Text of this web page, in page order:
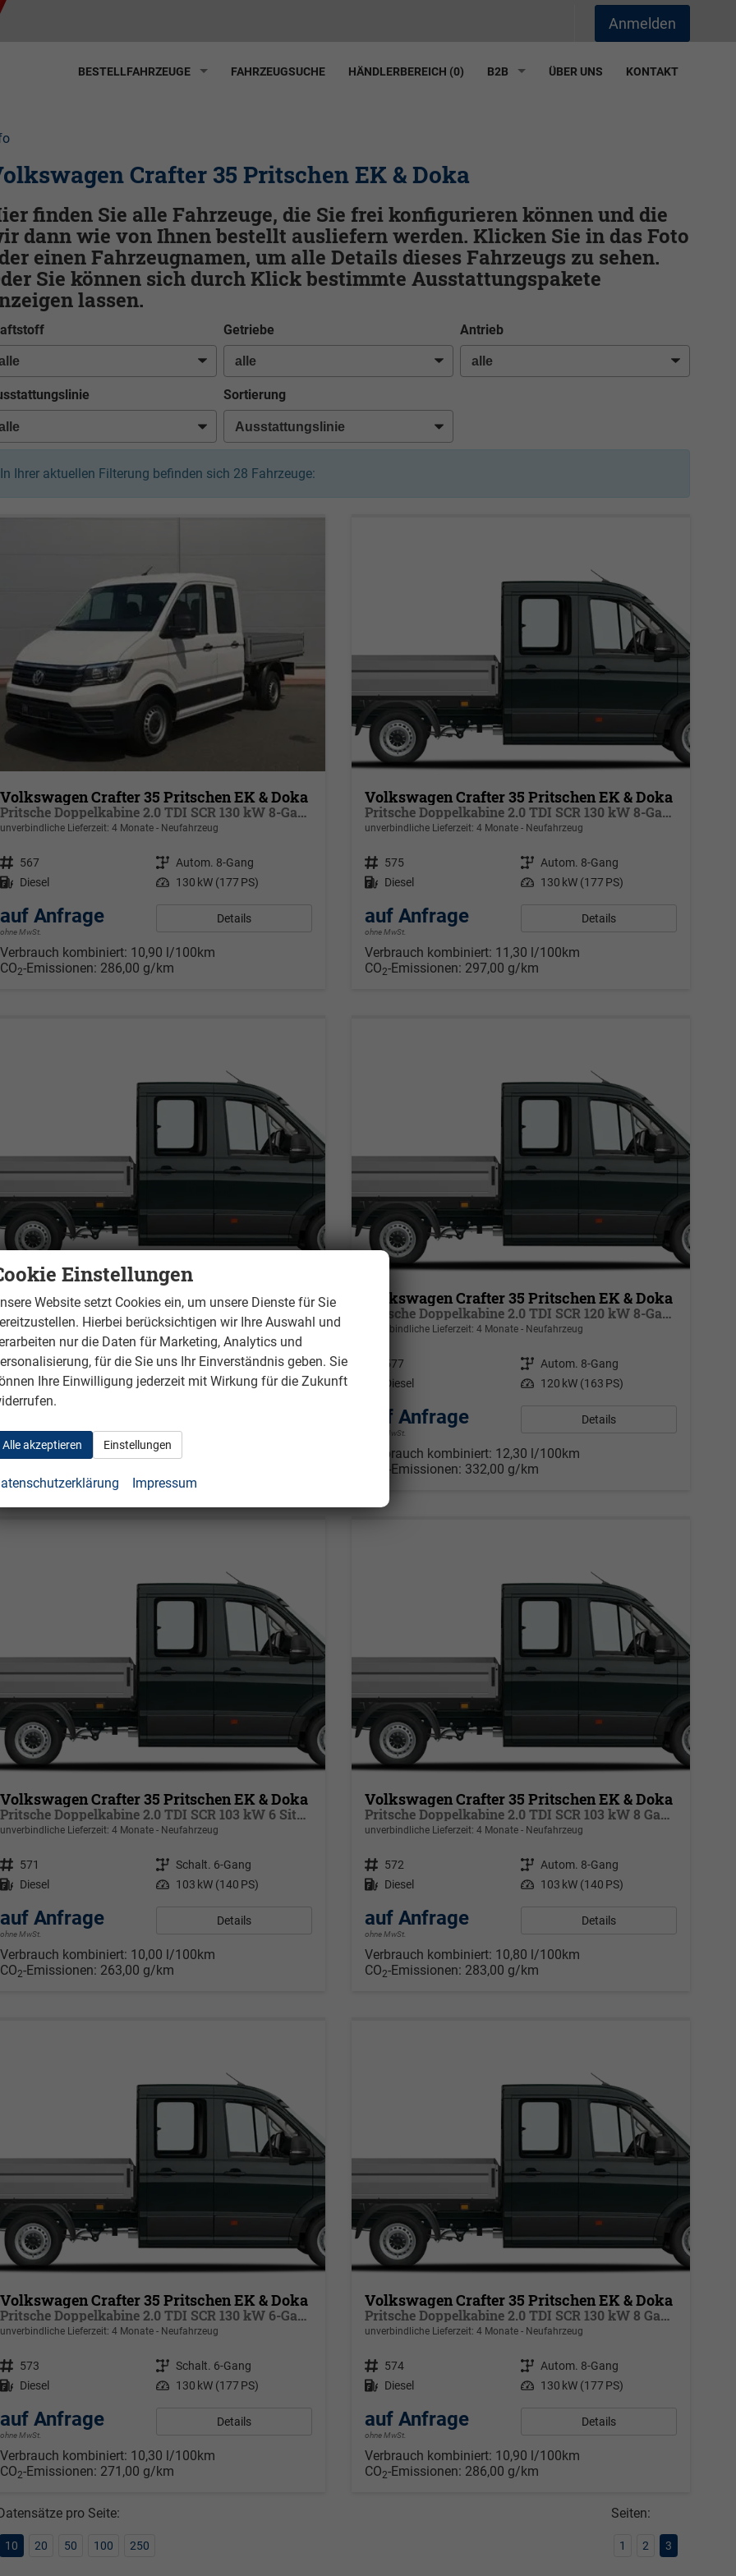
Anmelden
BESTELLFAHRZEUGE FAHRZEUGSUCHE HÄNDLERBEREICH (0) B2B ÜBER UNS KONTAKT
Crafter 35 Pritschen EK & Doka
finden Sie alle Fahrzeuge, die Sie frei konfigurieren können und die
dann wie von Ihnen bestellt ausliefern werden. Klicken Sie in das Foto
einen Fahrzeugnamen, um alle Details dieses Fahrzeugs zu sehen.
Sie können sich durch Klick bestimmte Ausstattungspakete
lassen.
Getriebe Antrieb
Sortierung
In Ihrer aktuellen Filterung befinden sich 28 Fahrzeuge:
Volkswagen Crafter 35 Pritschen EK & Doka
Pritsche Doppelkabine 2.0 TDI SCR 130 kW 8-Gang Automatik, Klima, 6 Sitze
unverbindliche Lieferzeit: 4 Monate Neufahrzeug
Fahrzeugnr. 567 Getriebe Autom. 8-Gang
Kraftstoff Diesel Leistung 130 kW (177 PS)
auf Anfrage
ohne MwSt.
Details
Verbrauch kombiniert: 10,90 l/100km
CO2-Emissionen: 286,00 g/km
Volkswagen Crafter 35 Pritschen EK & Doka
Pritsche Doppelkabine 2.0 TDI SCR 130 kW 8-Gang Automatik, 4 Motion, Klima, 6 Sitze,
unverbindliche Lieferzeit: 4 Monate Neufahrzeug
Fahrzeugnr. 575 Getriebe Autom. 8-Gang
Kraftstoff Diesel Leistung 130 kW (177 PS)
auf Anfrage
ohne MwSt.
Details
Verbrauch kombiniert: 11,30 l/100km
CO2-Emissionen: 297,00 g/km
Volkswagen Crafter 35 Pritschen EK & Doka
Pritsche Doppelkabine 2.0 TDI SCR 120 kW 6-Gang, Heckantrieb, Klima, 6 Sitze
unverbindliche Lieferzeit:4 Monate Neufahrzeug
Fahrzeugnr. 576 Getriebe Schalt. 6-Gang
Kraftstoff Diesel Leistung 120 kW (163 PS)
ohne MwSt.
Verbrauch kombiniert:11,90 l/100km
Volkswagen Crafter 35 Pritschen EK & Doka
Pritsche Doppelkabine 2.0 TDI SCR 120 kW 8-Gang Automatik, Heckantrieb, 6 Sitze, Klima
unverbindliche Lieferzeit: 4 Monate Neufahrzeug
577 Getriebe Autom. 8-Gang
Diesel Leistung 120 kW (163 PS)
auf Anfrage
ohne MwSt.
Details
Verbrauch kombiniert: 12,30 l/100km
-Emissionen: 332,00 g/km
Volkswagen Crafter 35 Pritschen EK & Doka
Pritsche Doppelkabine 2.0 TDI SCR 103 kW 6 Sitze, Klima, LR
unverbindliche Lieferzeit: 4 Monate Neufahrzeug
Fahrzeugnr. 571 Getriebe Schalt. 6-Gang
Kraftstoff Diesel Leistung 103 kW (140 PS)
auf Anfrage
ohne MwSt.
Details
Verbrauch kombiniert: 10,00 l/100km
CO2-Emissionen: 263,00 g/km
Volkswagen Crafter 35 Pritschen EK & Doka
Pritsche Doppelkabine 2.0 TDI SCR 103 kW 8 Gang Automatik, 6 Sitze, Klima
unverbindliche Lieferzeit: 4 Monate Neufahrzeug
Fahrzeugnr. 572 Getriebe Autom. 8-Gang
Kraftstoff Diesel Leistung 103 kW (140 PS)
auf Anfrage
ohne MwSt.
Details
Verbrauch kombiniert: 10,80 l/100km
CO2-Emissionen: 283,00 g/km
Volkswagen Crafter 35 Pritschen EK & Doka
Pritsche Doppelkabine 2.0 TDI SCR 130 kW 6-Gang, Klima 6 Sitze
unverbindliche Lieferzeit: 4 Monate Neufahrzeug
Fahrzeugnr. 573 Getriebe Schalt. 6-Gang
Kraftstoff Diesel Leistung 130 kW (177 PS)
auf Anfrage
ohne MwSt.
Details
Verbrauch kombiniert: 10,30 l/100km
CO2-Emissionen: 271,00 g/km
Volkswagen Crafter 35 Pritschen EK & Doka
Pritsche Doppelkabine 2.0 TDI SCR 130 kW 8 Gang Automatik, 6 Sitze, Klima
unverbindliche Lieferzeit: 4 Monate Neufahrzeug
Fahrzeugnr. 574 Getriebe Autom. 8-Gang
Kraftstoff Diesel Leistung 130 kW (177 PS)
auf Anfrage
ohne MwSt.
Details
Verbrauch kombiniert: 10,90 l/100km
CO2-Emissionen: 286,00 g/km
pro Seite:
10 20 50 100 250
Seiten:
1 2 3
Einstellungen
Website setzt Cookies ein, um unsere Dienste für Sie
Hierbei berücksichtigen wir Ihre Auswahl und
nur die Daten für Marketing, Analytics und
für die Sie uns Ihr Einverständnis geben. Sie
Ihre Einwilligung jederzeit mit Wirkung für die Zukunft
Alle akzeptieren Einstellungen
Impressum